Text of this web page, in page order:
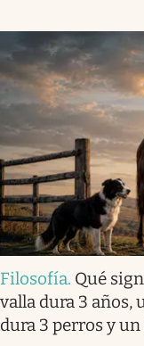
Filosofía. Qué
valla dura 3 años,
dura 3 perros y